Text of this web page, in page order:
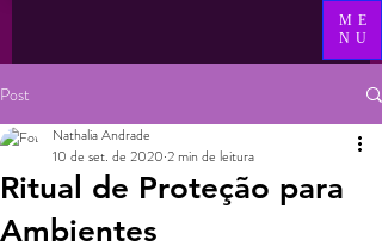
ME
NU
Post
Ritual de Proteção para
Ambientes
Nathalia Andrade
10 de set. de 2020 2 min de leitura